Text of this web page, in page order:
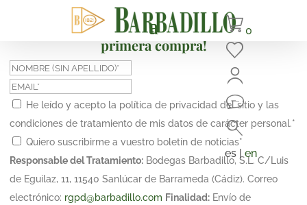
¡Suscríbete y obtén un 10% de descuento en tu
primera compra!
He leído y acepto la política de privacidad del sitio y las
condiciones de tratamiento de mis datos de carácter personal.*
Quiero suscribirme a vuestro boletín de noticias*
Responsable del Tratamiento: Bodegas Barbadillo, S.L. C/Luis
de Eguilaz, 11, 11540 Sanlúcar de Barrameda (Cádiz). Correo
electrónico: rgpd@barbadillo.com Finalidad: Envío de
0
es |en